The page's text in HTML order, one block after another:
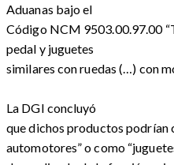
Aduanas bajo el
Código NCM 9503.00.97.00
pedal y juguetes
similares con ruedas (…) con
La DGI concluyó
que dichos productos podrían
automotores” o como